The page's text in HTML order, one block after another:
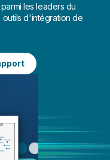
les leaders du
outils d'intégration de